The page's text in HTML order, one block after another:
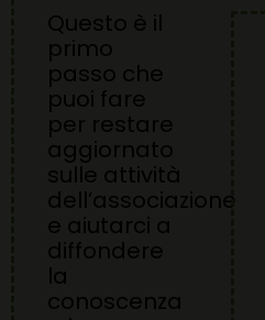
Questo è il
primo
passo che
puoi fare
per restare
aggiornato
sulle attività
dell’associazione
e aiutarci a
diffondere
la
conoscenza